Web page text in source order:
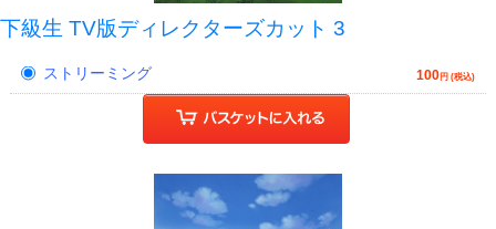
下級生 TV版ディレクターズカット 3
ストリーミング 100円 (税込)